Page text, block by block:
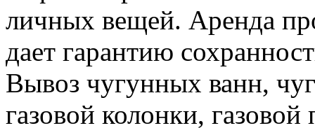
личных вещей. Аренда
дает гарантию
Вывоз чугунных ванн,
газовой колонки,